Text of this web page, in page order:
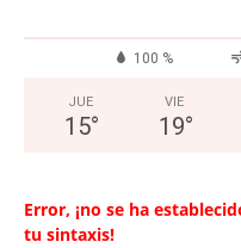
100 %
JUE
15°
VIE
19°
Error, ¡no se ha
tu sintaxis!